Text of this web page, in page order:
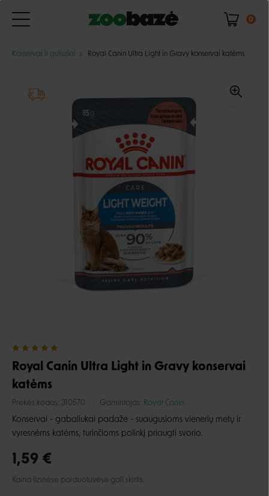
0
Konservai ir guliašai Royal Canin Ultra Light in Gravy konservai katėms
Royal Canin Ultra Light in Gravy konservai
katėms
Prekės kodas: 310570 Gamintojas: Royal Canin
Konservai - gabaliukai padaže - suaugusioms vienerių metų ir
vyresnėms katėms, turinčioms polinkį priaugti svorio.
1,59 €
Kaina fizinėse parduotuvėse gali skirtis.